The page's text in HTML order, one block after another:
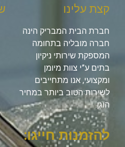
קצת עלינו
חברת הבית המבריק הינה
חברה מובליה בתחומה
המספקת שירותי ניקיון
בתים ע”י צוות מיומן
ומקצועי, אנו מתחייבים
לשירות הטוב ביותר במחיר
הוגן.
להזמנות חייגו: